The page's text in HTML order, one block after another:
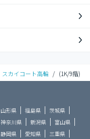
スカイコート高輪 / (1K/9階)
山形県 福島県
茨城県
神奈川県 新潟県
富山県
静岡県 愛知県
三重県